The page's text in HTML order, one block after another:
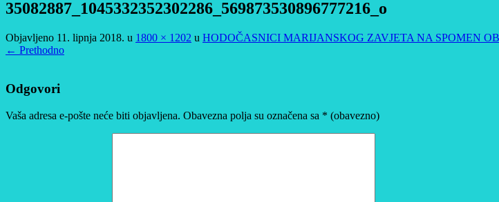
35082887_1045332352302286_569873530896777216_o
Objavljeno 11. lipnja 2018. u 1800 × 1202 u HODOČASNICI MARIJANSKOG ZAVJETA NA SPOMEN
← Prethodno
Odgovori
Vaša adresa e-pošte neće biti objavljena. Obavezna polja su označena sa * (obavezno)